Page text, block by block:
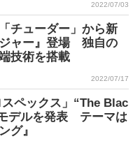
2022/07/03
チューダー」から新
ャー』登場 独自の
技術を搭載
2022/07/17
スペックス」“The Blac
デルを発表 テーマは
ング』